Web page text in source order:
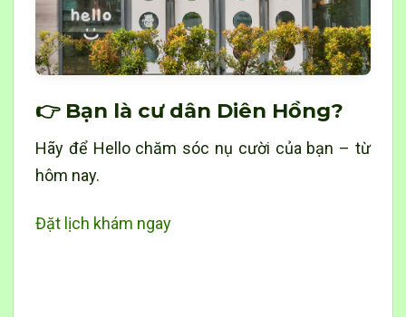
👉 Bạn là cư dân Diên Hồng?
Hãy để Hello chăm sóc nụ cười của bạn – từ
hôm nay.
Đặt lịch khám ngay